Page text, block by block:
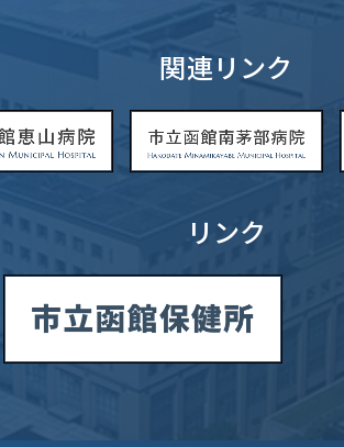
関連リンク
リンク